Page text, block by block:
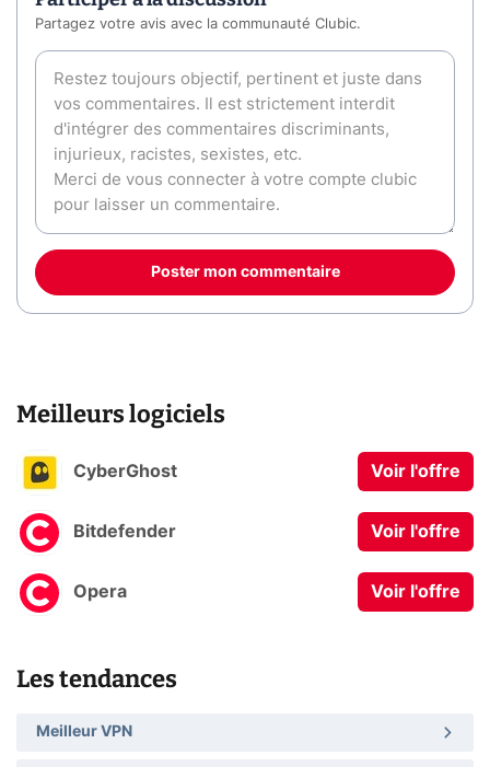
Partagez votre avis avec la communauté Clubic.
Poster mon commentaire
Meilleurs logiciels
CyberGhost Voir l'offre
Bitdefender Voir l'offre
Opera Voir l'offre
Les tendances
Meilleur VPN